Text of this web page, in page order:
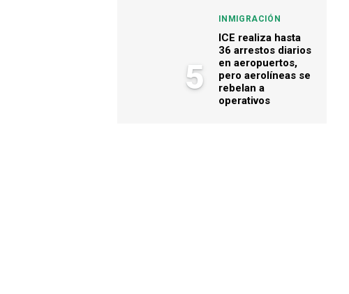
5
INMIGRACIÓN
ICE realiza hasta
36 arrestos diarios
en aeropuertos,
pero aerolíneas se
rebelan a
operativos